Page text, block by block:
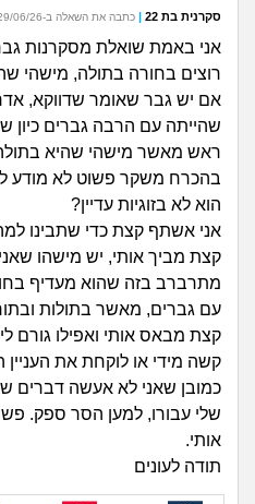
סקרנית בת 22 | כתבה את השאלה ב-29/06/26 בשעה 15:26
אני באמת שואלת מסקרנות
רוצים בחורה בתולה, מישהי
אם יש גבר שאומר שדווקא,
שהייתה עם הרבה גברים כיון
ראש מאשר מישהי שהיא
בהכרח משקר פשוט לא מודע
הוא לא בזוגיות עדיין?
אני אשתף קצת כדי שתבינו
קצת מביך אותי, יש מישהו שאני
מתרברב בזה שהוא מעדיף
עם גברים, מאשר בתולות
קצת מבאס אותי ואפילו גורם
קשה מידי או לוקחת את העניין
כמובן שאני לא אעשה דברים
שלי עבורו, למען הסר ספק.
אותי.
תודה לעונים